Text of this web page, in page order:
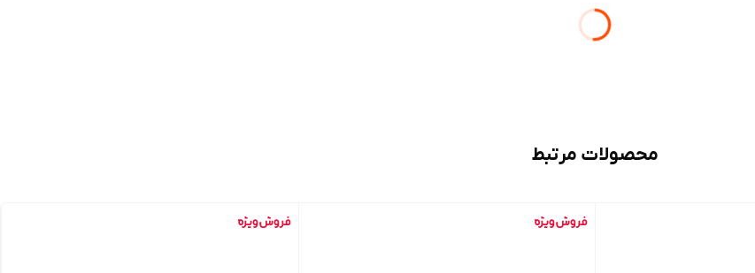
محصولات مرتبط